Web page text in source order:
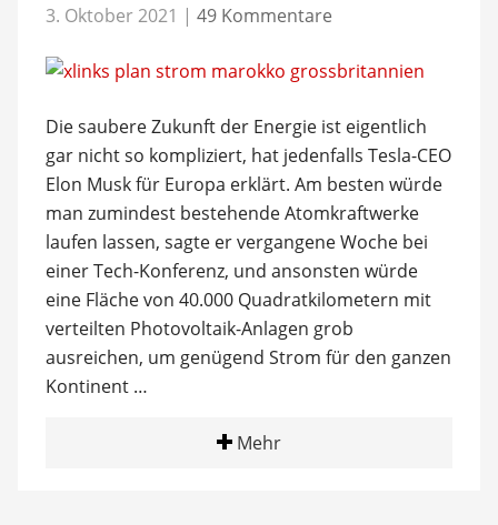
3. Oktober 2021 | 49 Kommentare
Die saubere Zukunft der Energie ist eigentlich
gar nicht so kompliziert, hat jedenfalls Tesla-CEO
Elon Musk für Europa erklärt. Am besten würde
man zumindest bestehende Atomkraftwerke
laufen lassen, sagte er vergangene Woche bei
einer Tech-Konferenz, und ansonsten würde
eine Fläche von 40.000 Quadratkilometern mit
verteilten Photovoltaik-Anlagen grob
ausreichen, um genügend Strom für den ganzen
Kontinent …
Mehr